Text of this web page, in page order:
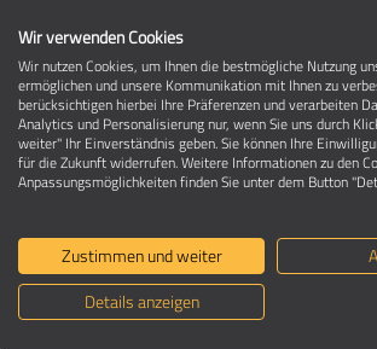
Umzug in 71563
Ein Umzug ist
Deutschland>Baden-Württemberg
Landkreis>
Wir verwenden Cookies
Wir nutzen Cookies, um Ihnen die bestmögliche Nutzung
ermöglichen und unsere Kommunikation mit Ihnen zu
berücksichtigen hierbei Ihre Präferenzen und verarbeiten
Analytics und Personalisierung nur, wenn Sie uns durch
weiter" Ihr Einverständnis geben. Sie können Ihre
für die Zukunft widerrufen. Weitere Informationen zu den
Anpassungsmöglichkeiten finden Sie unter dem Button
Zustimmen und weiter
Details anzeigen